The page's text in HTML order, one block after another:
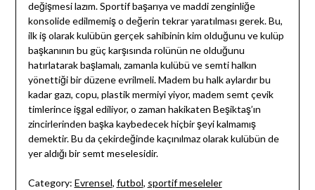
değişmesi lazım. Sportif başarıya ve maddi zenginliğe
konsolide edilmemiş o değerin tekrar yaratılması gerek. Bu,
ilk iş olarak kulübün gerçek sahibinin kim olduğunu ve kulüp
başkanının bu güç karşısında rolünün ne olduğunu
hatırlatarak başlamalı, zamanla kulübü ve semti halkın
yönettiği bir düzene evrilmeli. Madem bu halk aylardır bu
kadar gazı, copu, plastik mermiyi yiyor, madem semt çevik
timlerince işgal ediliyor, o zaman hakikaten Beşiktaş’ın
zincirlerinden başka kaybedecek hiçbir şeyi kalmamış
demektir. Bu da çekirdeğinde kaçınılmaz olarak kulübün de
yer aldığı bir semt meselesidir.
Category: Evrensel, futbol, sportif meseleler